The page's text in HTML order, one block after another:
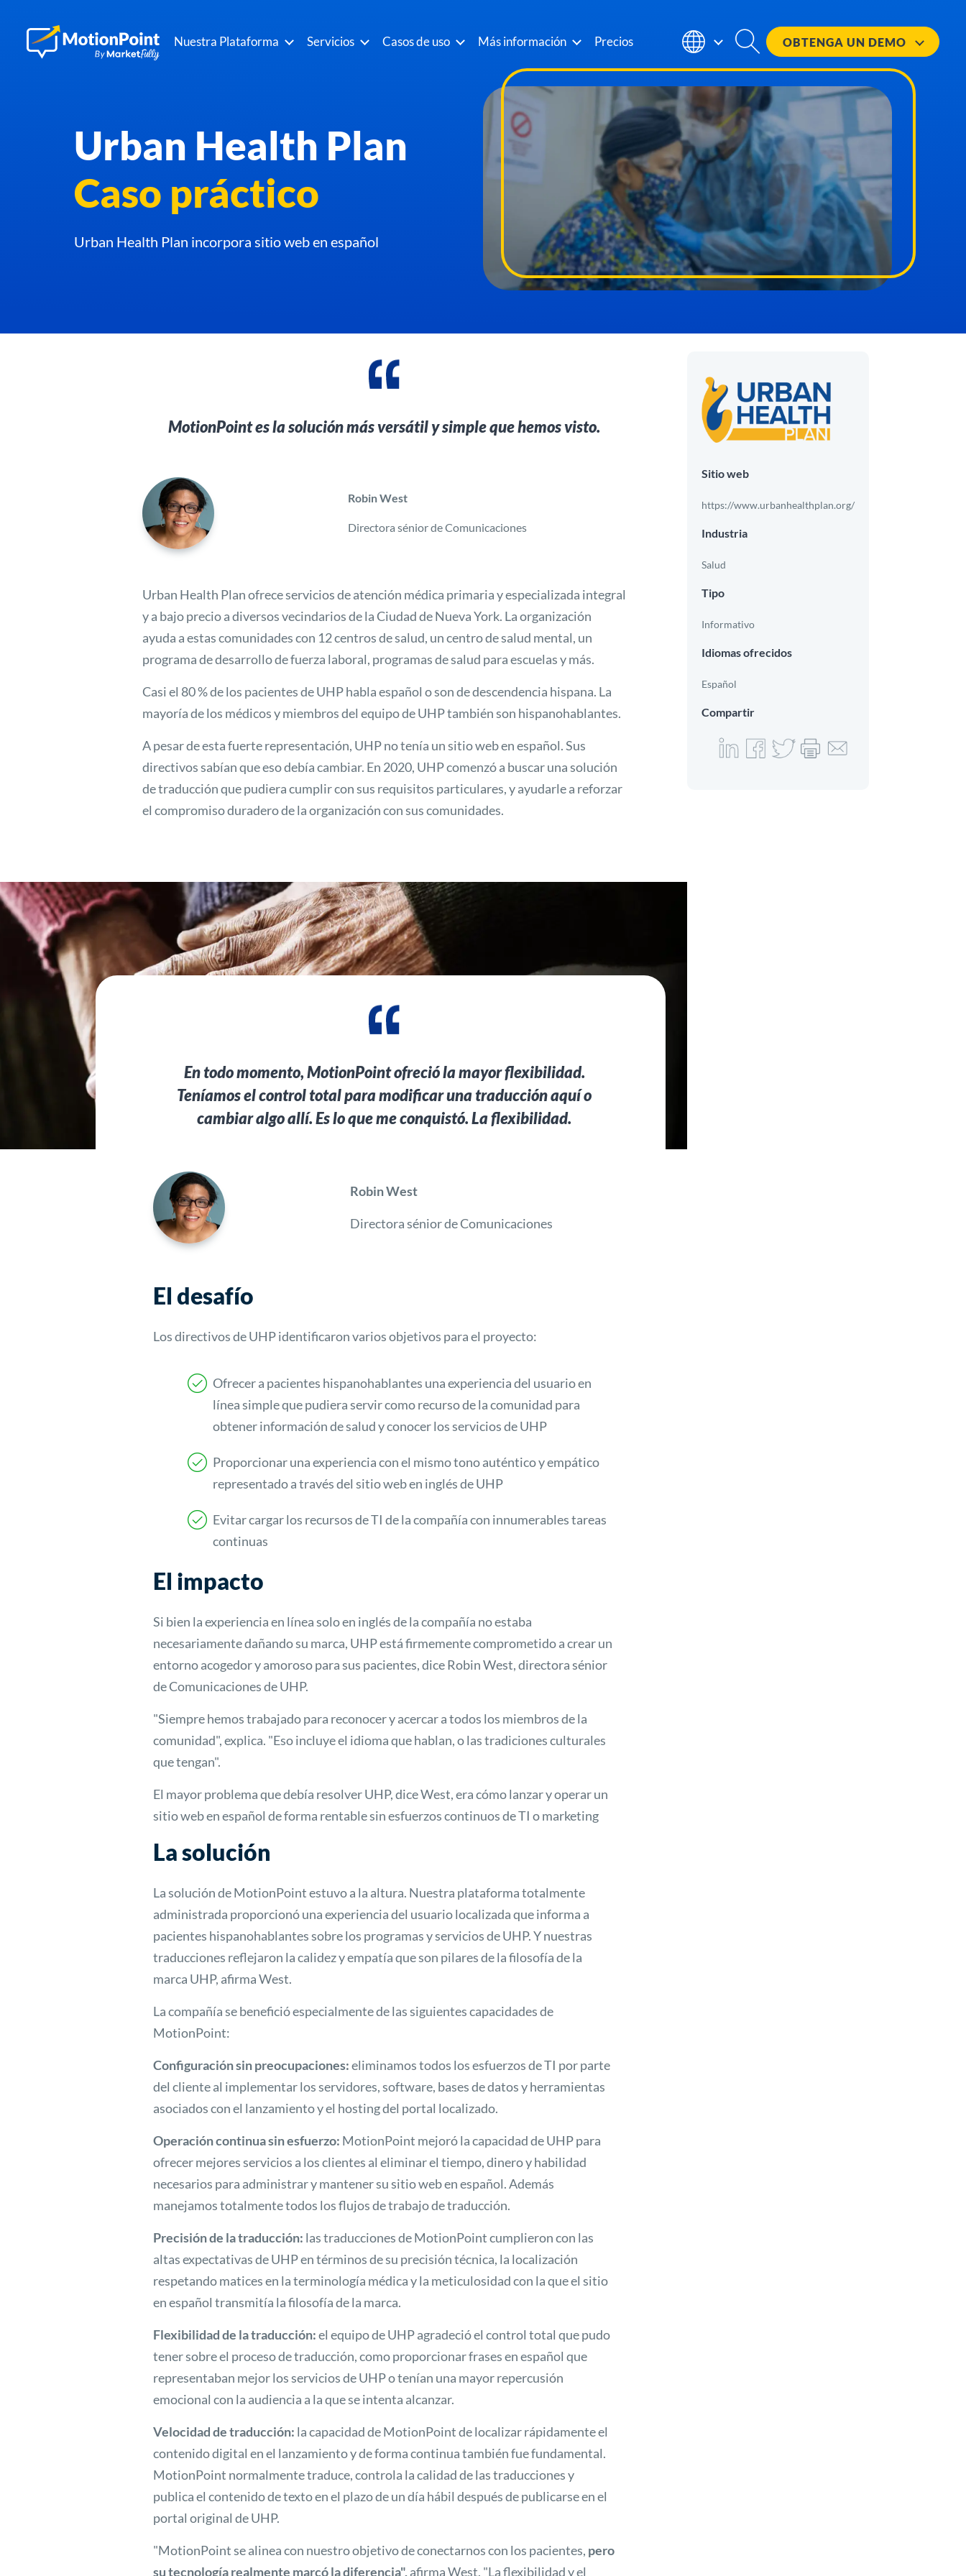
Nuestra Plataforma Servicios Casos de uso Más información Precios OBTENGA UN DEMO
Urban Health Plan
Caso práctico
Urban Health Plan incorpora sitio web en español
MotionPoint es la solución más versátil y simple que hemos visto.
Robin West
Directora sénior de Comunicaciones
Urban Health Plan ofrece servicios de atención médica primaria y especializada integral
y a bajo precio a diversos vecindarios de la Ciudad de Nueva York. La organización
ayuda a estas comunidades con 12 centros de salud, un centro de salud mental, un
programa de desarrollo de fuerza laboral, programas de salud para escuelas y más.
Casi el 80 % de los pacientes de UHP habla español o son de descendencia hispana. La
mayoría de los médicos y miembros del equipo de UHP también son hispanohablantes.
A pesar de esta fuerte representación, UHP no tenía un sitio web en español. Sus
directivos sabían que eso debía cambiar. En 2020, UHP comenzó a buscar una solución
de traducción que pudiera cumplir con sus requisitos particulares, y ayudarle a reforzar
el compromiso duradero de la organización con sus comunidades.
En todo momento, MotionPoint ofreció la mayor flexibilidad.
Teníamos el control total para modificar una traducción aquí o
cambiar algo allí. Es lo que me conquistó. La flexibilidad.
Robin West
Directora sénior de Comunicaciones
El desafío
Los directivos de UHP identificaron varios objetivos para el proyecto:
Ofrecer a pacientes hispanohablantes una experiencia del usuario en
línea simple que pudiera servir como recurso de la comunidad para
obtener información de salud y conocer los servicios de UHP
Proporcionar una experiencia con el mismo tono auténtico y empático
representado a través del sitio web en inglés de UHP
Evitar cargar los recursos de TI de la compañía con innumerables tareas
continuas
El impacto
Si bien la experiencia en línea solo en inglés de la compañía no estaba
necesariamente dañando su marca, UHP está firmemente comprometido a crear un
entorno acogedor y amoroso para sus pacientes, dice Robin West, directora sénior
de Comunicaciones de UHP.
"Siempre hemos trabajado para reconocer y acercar a todos los miembros de la
comunidad", explica. "Eso incluye el idioma que hablan, o las tradiciones culturales
que tengan".
El mayor problema que debía resolver UHP, dice West, era cómo lanzar y operar un
sitio web en español de forma rentable sin esfuerzos continuos de TI o marketing
La solución
La solución de MotionPoint estuvo a la altura. Nuestra plataforma totalmente
administrada proporcionó una experiencia del usuario localizada que informa a
pacientes hispanohablantes sobre los programas y servicios de UHP. Y nuestras
traducciones reflejaron la calidez y empatía que son pilares de la filosofía de la
marca UHP, afirma West.
La compañía se benefició especialmente de las siguientes capacidades de
MotionPoint:
Configuración sin preocupaciones:eliminamos todos los esfuerzos de TI por parte
del cliente al implementar los servidores, software, bases de datos y herramientas
asociados con el lanzamiento y el hosting del portal localizado.
Operación continua sin esfuerzo: MotionPoint mejoró la capacidad de UHP para
ofrecer mejores servicios a los clientes al eliminar el tiempo, dinero y habilidad
necesarios para administrar y mantener su sitio web en español. Además
manejamos totalmente todos los flujos de trabajo de traducción.
Precisión de la traducción: las traducciones de MotionPoint cumplieron con las
altas expectativas de UHP en términos de su precisión técnica, la localización
respetando matices en la terminología médica y la meticulosidad con la que el sitio
en español transmitía la filosofía de la marca.
Flexibilidad de la traducción:el equipo de UHP agradeció el control total que pudo
tener sobre el proceso de traducción, como proporcionar frases en español que
representaban mejor los servicios de UHP o tenían una mayor repercusión
emocional con la audiencia a la que se intenta alcanzar.
Velocidad de traducción: la capacidad de MotionPoint de localizar rápidamente el
contenido digital en el lanzamiento y de forma continua también fue fundamental.
MotionPoint normalmente traduce, controla la calidad de las traducciones y
publica el contenido de texto en el plazo de un día hábil después de publicarse en el
portal original de UHP.
"MotionPoint se alinea con nuestro objetivo de conectarnos con los pacientes, pero
su tecnología realmente marcó la diferencia",afirma West. "La flexibilidad y el
Sitio web
https://www.urbanhealthplan.org/
Industria
Salud
Tipo
Informativo
Idiomas ofrecidos
Español
Compartir